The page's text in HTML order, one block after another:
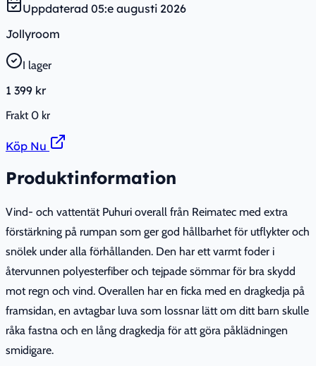
Uppdaterad 05:e augusti 2026
Jollyroom
I lager
1 399 kr
Frakt0 kr
Köp Nu
Produktinformation
Vind- och vattentät Puhuri overall från Reimatec med extra
förstärkning på rumpan som ger god hållbarhet för utflykter och
snölek under alla förhållanden. Den har ett varmt foder i
återvunnen polyesterfiber och tejpade sömmar för bra skydd
mot regn och vind. Overallen har en ficka med en dragkedja på
framsidan, en avtagbar luva som lossnar lätt om ditt barn skulle
råka fastna och en lång dragkedja för att göra påklädningen
smidigare.